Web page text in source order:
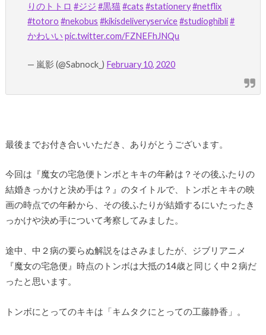
りのトトロ #ジジ #黒猫 #cats #stationery#netflix
#totoro #nekobus #kikisdeliveryservice #studioghibli #
かわいい pic.twitter.com/FZNEFhJNQu
— 嵐影 (@Sabnock_) February 10, 2020
最後までお付き合いいただき、ありがとうございます。
今回は『魔女の宅急便トンボとキキの年齢は？その後ふたりの
結婚きっかけと決め手は？』のタイトルで、トンボとキキの映
画の時点での年齢から、その後ふたりが結婚するにいたったき
っかけや決め手について考察してみました。
途中、中２病の要らぬ解説をはさみましたが、ジブリアニメ
『魔女の宅急便』時点のトンボは大抵の14歳と同じく中２病だ
ったと思います。
トンボにとってのキキは「キムタクにとっての工藤静香」。